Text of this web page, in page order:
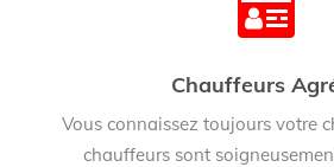
Chauffeurs
Vous connaissez toujours votre
chauffeurs sont